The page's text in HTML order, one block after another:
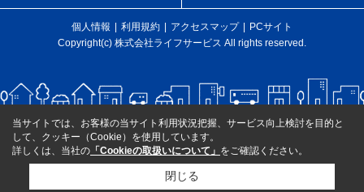
個人情報 利用規約 アクセスマップ
PCサイト
Copyright(c) 株式会社ライフサービス All rights reserved.
当サイトでは、お客様の当サイト利用状況把握、サービス向上検討を目的と
して、クッキー（Cookie）を使用しています。
詳しくは、当社の 「Cookieの取扱いについて」 をご確認ください。
閉じる